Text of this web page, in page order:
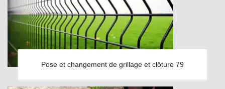
Pose et changement de grillage et clôture 79